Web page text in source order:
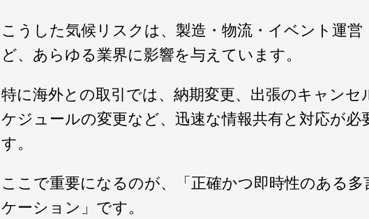
こうした気候リスクは、製造・物流・イベント運営
ど、あらゆる業界に影響を与えています。
特に海外との取引では、納期変更、出張のキャンセ
ケジュールの変更など、迅速な情報共有と対応が必
す。
ここで重要になるのが、「正確かつ即時性のある多
ケーション」です。